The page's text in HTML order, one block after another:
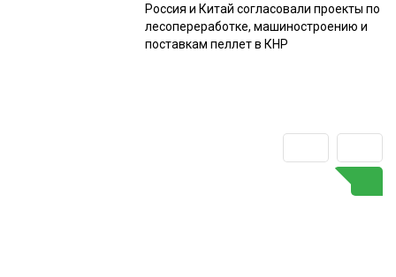
Россия и Китай согласовали проекты по
лесопереработке, машиностроению и
поставкам пеллет в КНР